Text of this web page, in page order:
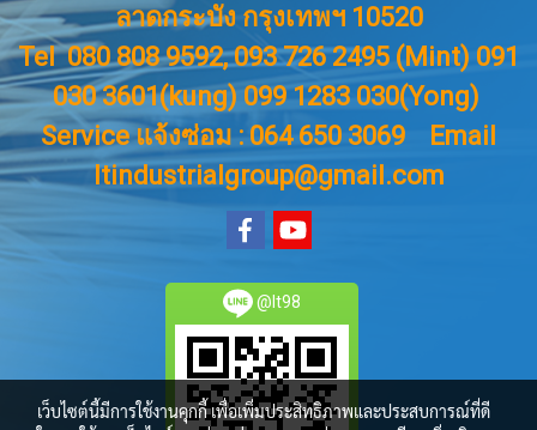
ลาดกระบัง กรุงเทพฯ 10520
Tel 080 808 9592, 093 726 2495 (Mint) 091
030 3601(kung) 099 1283 030(Yong)
Service แจ้งซ่อม : 064 650 3069
Email
ltindustrialgroup@gmail.com
@lt98
เว็บไซต์นี้มีการใช้งานคุกกี้ เพื่อเพิ่มประสิทธิภาพและประสบการณ์ที่ดี